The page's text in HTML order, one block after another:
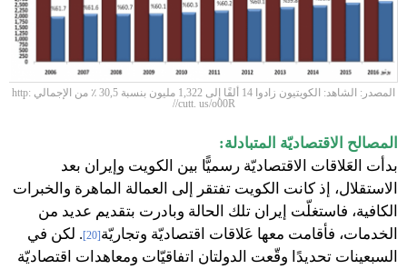
المصدر: الشاهد: الكويتيون زادوا 14 ألفًا إلى 1,322 مليون بنسبة 30,5 ٪ من الإجمالي http:
//cutt. us/o00R
المصالح الاقتصاديّة المتبادلة:
بدأت العَلاقات الاقتصاديّة رسميًّا بين الكويت وإيران بعد
الاستقلال، إذ كانت الكويت تفتقر إلى العمالة الماهرة والخبرات
الكافية، فاستغلّت إيران تلك الحالة وبادرت بتقديم عديد من
الخدمات، فأقامت معها عَلاقات اقتصاديّة وتجاريّة[20]
. لكن في
السبعينات تحديدًا وقّعت الدولتان اتفاقيّات ومعاهدات اقتصاديّة